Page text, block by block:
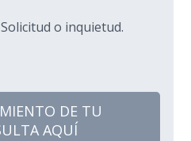
o inquietud.
DE TU
AQUÍ